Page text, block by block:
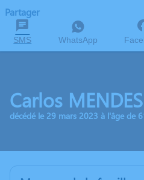
Partager
SMS WhatsApp
Carlos
décédé le 29 mars 2023 à l'âge de